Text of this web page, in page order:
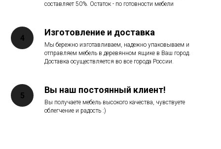
составляет 50%. Остаток - по готовности мебели
Изготовление и доставка
Мы бережно изготавливаем, надежно упаковываем и
отправляем мебель в деревянном ящике в Ваш город.
Доставка осуществляется во все города России.
Вы наш постоянный клиент!
Вы получаете мебель высокого качества, чувствуете
облегчение и радость :)